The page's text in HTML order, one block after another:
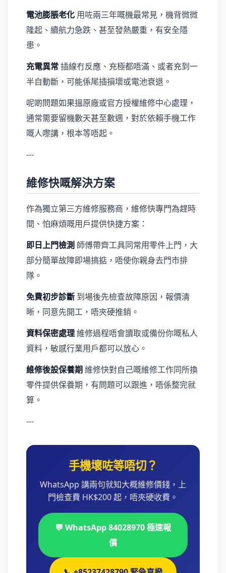
電池膨脹老化 用咗兩三年嘅機最常見，機背微微
隆起、續航力急跌、甚至發熱嚴重，有安全隱
患。
充電異常插線冇反應、充極都唔滿、或者充到一
半自動斷，可能係尾插損壞或電池衰退。
呢啲問題如果搵原廠或官方授權維修中心處理，
通常需要留機數天甚至數週，對於依賴手機工作
嘅人嚟講，根本等唔起。
---
維修快嘅解決方案
作為獨立第三方維修服務商，維修快專門為趕時
間、怕麻煩嘅用戶提供快捷方案：
即日上門檢測 師傅帶齊工具同常用零件上門，大
部分簡單故障即場搞掂，唔使你親身去門市排
隊。
免費初步診斷 到場後先檢查故障原因，報價清
晰，同意先開工，唔夾硬推銷。
資料保密處理維修過程唔會讀取或備份你嘅私人
資料，敏感行業用戶都可以放心。
維修後設保養期維修快對自己嘅維修工作同所換
零件提供保養期，有問題可以跟進，唔係整完就
算。
---
手機壞咗等唔切？
WhatsApp 講兩句就知大概維修價錢，上
門檢查費 HK$200 起，唔夾硬收費。
💬 WhatsApp 84028970 極速報
價